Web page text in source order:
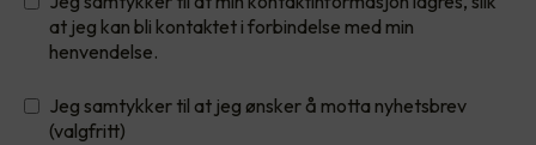
at jeg kan bli kontaktet i forbindelse med min
henvendelse.
Jeg samtykker til at jeg ønsker å motta nyhetsbrev
(valgfritt)